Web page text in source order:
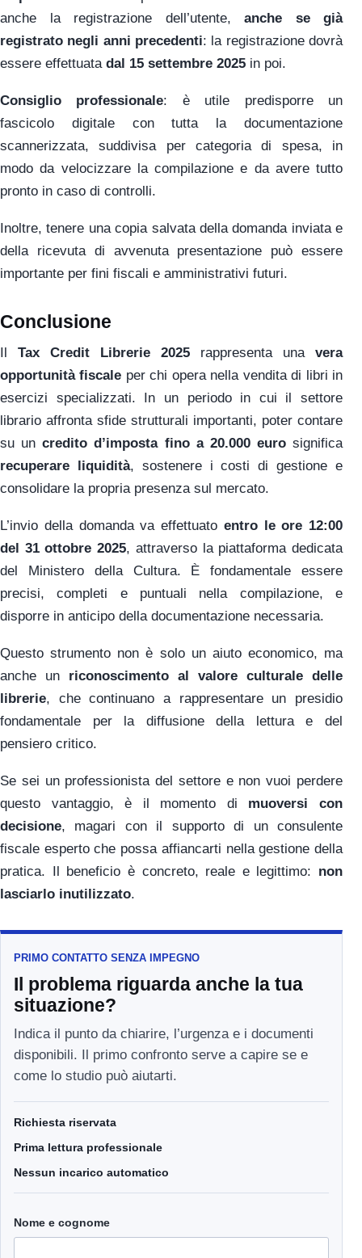
anche la registrazione dell’utente, anche se già
registrato negli anni precedenti: la registrazione dovrà
essere effettuata dal 15 settembre 2025 in poi.
Consiglio professionale: è utile predisporre un
fascicolo digitale con tutta la documentazione
scannerizzata, suddivisa per categoria di spesa, in
modo da velocizzare la compilazione e da avere tutto
pronto in caso di controlli.
Inoltre, tenere una copia salvata della domanda inviata e
della ricevuta di avvenuta presentazione può essere
importante per fini fiscali e amministrativi futuri.
Conclusione
Il Tax Credit Librerie 2025 rappresenta una vera
opportunità fiscale per chi opera nella vendita di libri in
esercizi specializzati. In un periodo in cui il settore
librario affronta sfide strutturali importanti, poter contare
su uncredito d’imposta fino a 20.000 eurosignifica
recuperare liquidità, sostenere i costi di gestione e
consolidare la propria presenza sul mercato.
L’invio della domanda va effettuato entro le ore 12:00
del 31 ottobre 2025, attraverso la piattaforma dedicata
del Ministero della Cultura. È fondamentale essere
precisi, completi e puntuali nella compilazione, e
disporre in anticipo della documentazione necessaria.
Questo strumento non è solo un aiuto economico, ma
anche un riconoscimento al valore culturale delle
librerie, che continuano a rappresentare un presidio
fondamentale per la diffusione della lettura e del
pensiero critico.
Se sei un professionista del settore e non vuoi perdere
questo vantaggio, è il momento di muoversi con
decisione, magari con il supporto di un consulente
fiscale esperto che possa affiancarti nella gestione della
pratica. Il beneficio è concreto, reale e legittimo: non
lasciarlo inutilizzato.
PRIMO CONTATTO SENZA IMPEGNO
Il problema riguarda anche la tua
situazione?
Indica il punto da chiarire, l’urgenza e i documenti
disponibili. Il primo confronto serve a capire se e
come lo studio può aiutarti.
Richiesta riservata
Prima lettura professionale
Nessun incarico automatico
Nome e cognome